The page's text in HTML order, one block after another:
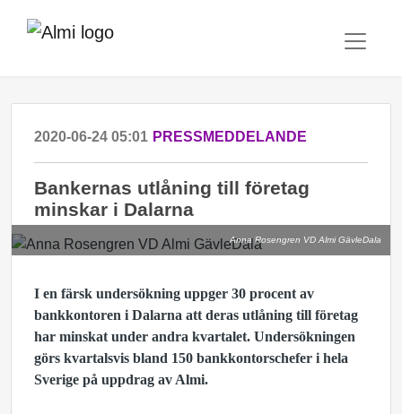
2020-06-24 05:01 PRESSMEDDELANDE
Bankernas utlåning till företag
minskar i Dalarna
Anna Rosengren VD Almi GävleDala
I en färsk undersökning uppger 30 procent av
bankkontoren i Dalarna att deras utlåning till företag
har minskat under andra kvartalet. Undersökningen
görs kvartalsvis bland 150 bankkontorschefer i hela
Sverige på uppdrag av Almi.